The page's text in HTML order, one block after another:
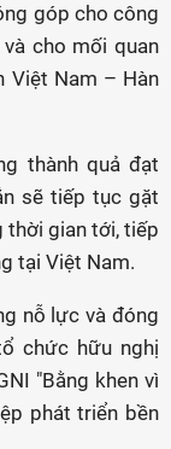
góp cho công
cho mối quan
Việt Nam – Hàn
thành quả đạt
sẽ tiếp tục gặt
thời gian tới, tiếp
tại Việt Nam.
nỗ lực và đóng
chức hữu nghị
"Bằng khen vì
phát triển bền